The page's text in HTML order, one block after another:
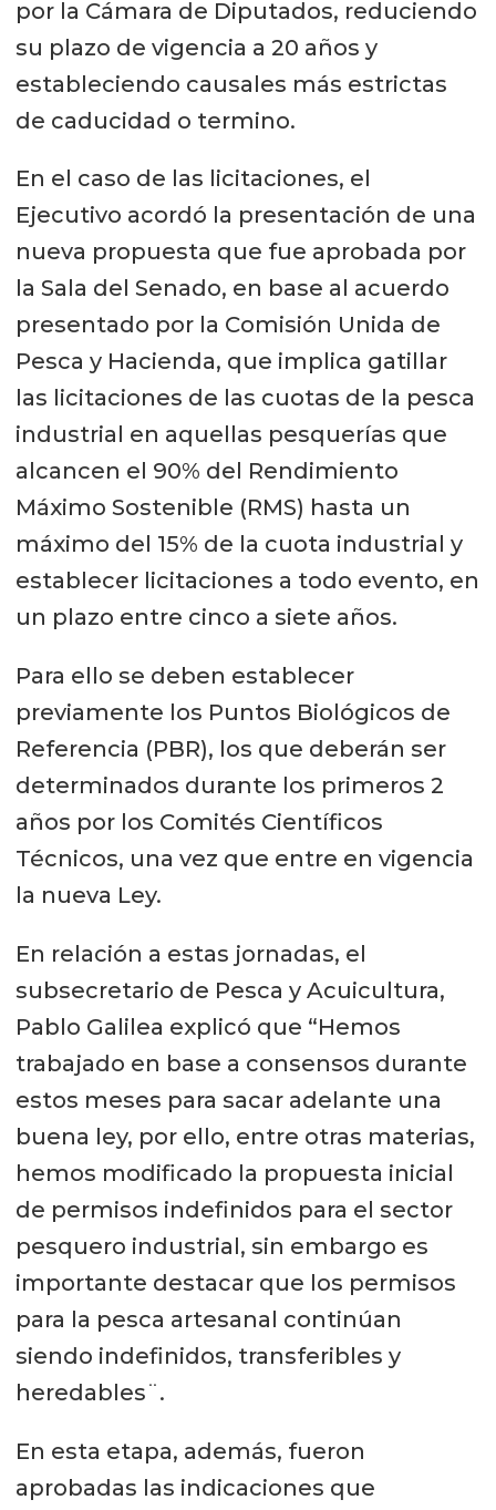
por la Cámara de Diputados, reduciendo
su plazo de vigencia a 20 años y
estableciendo causales más estrictas
de caducidad o termino.
En el caso de las licitaciones, el
Ejecutivo acordó la presentación de una
nueva propuesta que fue aprobada por
la Sala del Senado, en base al acuerdo
presentado por la Comisión Unida de
Pesca y Hacienda, que implica gatillar
las licitaciones de las cuotas de la pesca
industrial en aquellas pesquerías que
alcancen el 90% del Rendimiento
Máximo Sostenible (RMS) hasta un
máximo del 15% de la cuota industrial y
establecer licitaciones a todo evento, en
un plazo entre cinco a siete años.
Para ello se deben establecer
previamente los Puntos Biológicos de
Referencia (PBR), los que deberán ser
determinados durante los primeros 2
años por los Comités Científicos
Técnicos, una vez que entre en vigencia
la nueva Ley.
En relación a estas jornadas, el
subsecretario de Pesca y Acuicultura,
Pablo Galilea explicó que “Hemos
trabajado en base a consensos durante
estos meses para sacar adelante una
buena ley, por ello, entre otras materias,
hemos modificado la propuesta inicial
de permisos indefinidos para el sector
pesquero industrial, sin embargo es
importante destacar que los permisos
para la pesca artesanal continúan
siendo indefinidos, transferibles y
heredables¨.
En esta etapa, además, fueron
aprobadas las indicaciones que